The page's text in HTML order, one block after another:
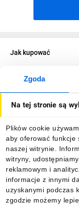
Zgoda
Na tej stronie są
Plików cookie
aby oferować funkcje
naszej witrynie.
witryny,
reklamowym i
informacje z innymi
uzyskanymi podczas
zgodzie możemy
Jak kupować
O firmie
Informacje